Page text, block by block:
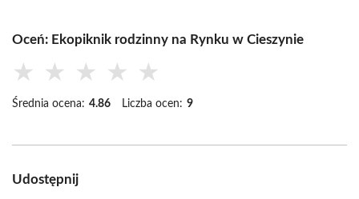
Oceń: Ekopiknik rodzinny na Rynku w Cieszynie
★ ★ ★ ★ ★
Średnia ocena: 4.86 Liczba ocen: 9
Udostępnij